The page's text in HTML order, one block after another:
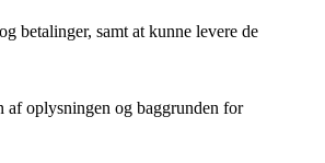
betalinger, samt at kunne levere de
af oplysningen og baggrunden for